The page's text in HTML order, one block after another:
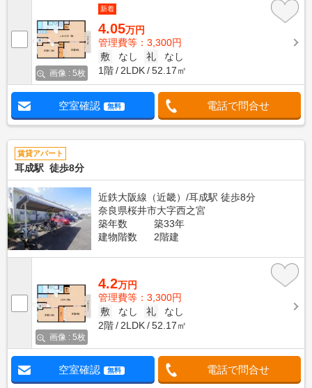
画像 : 5枚
新着
4.05万円
管理費等：3,300円
敷
なし 礼
なし
1階
2LDK 52.17㎡
空室確認 無料 電話で問合せ
賃貸アパート
耳成駅 徒歩8分
近鉄大阪線（近畿）/耳成駅 徒歩8分
奈良県桜井市大字西之宮
築年数
築33年
建物階数
2階建
画像 : 5枚
4.2万円
管理費等：3,300円
敷
なし 礼
なし
2階
2LDK 52.17㎡
空室確認 無料 電話で問合せ